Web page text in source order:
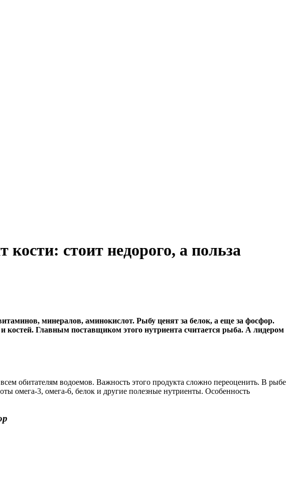
стоит недорого, а польза
минералов, аминокислот. Рыбу ценят за белок, а еще за фосфор.
Главным поставщиком этого нутриента считается рыба. А лидером
обитателям водоемов. Важность этого продукта сложно переоценить. В рыбе
омега-3, омега-6, белок и другие полезные нутриенты. Особенность